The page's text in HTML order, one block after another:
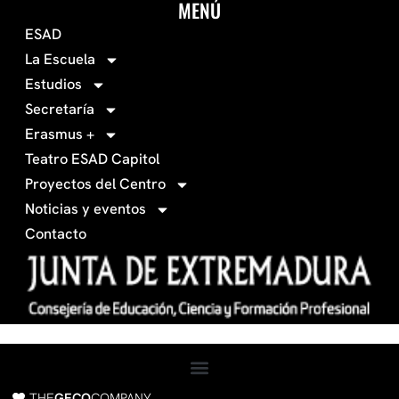
f
a
c
b
o
o
k
s
MENÚ
ESAD
La Escuela
Estudios
Secretaría
Erasmus +
Teatro ESAD Capitol
Proyectos del Centro
Noticias y eventos
Contacto